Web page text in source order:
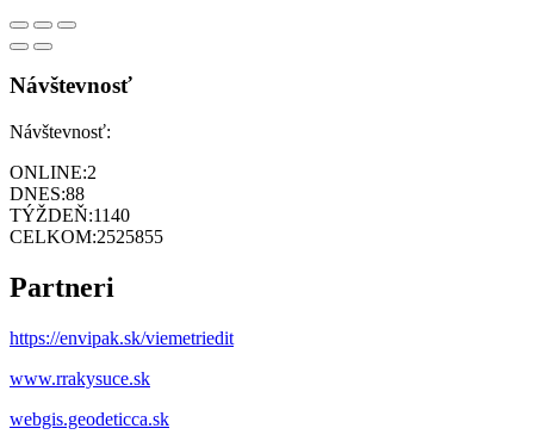
Návštevnosť
Návštevnosť:
ONLINE:2
DNES:88
TÝŽDEŇ:1140
CELKOM:2525855
Partneri
https://envipak.sk/viemetriedit
www.rrakysuce.sk
webgis.geodeticca.sk